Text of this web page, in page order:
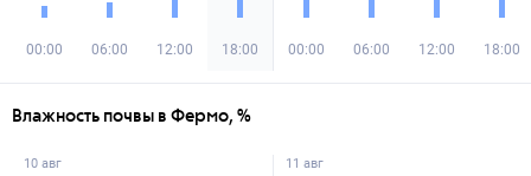
00:00 06:00 12:00 18:00 00:00 06:00 12:00 18:00
Влажность почвы в Фермо, %
10 авг 11 авг